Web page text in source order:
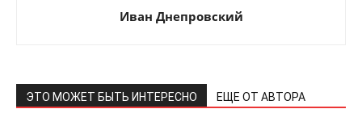
Иван Днепровский
ЭТО МОЖЕТ БЫТЬ ИНТЕРЕСНО ЕЩЕ ОТ АВТОРА